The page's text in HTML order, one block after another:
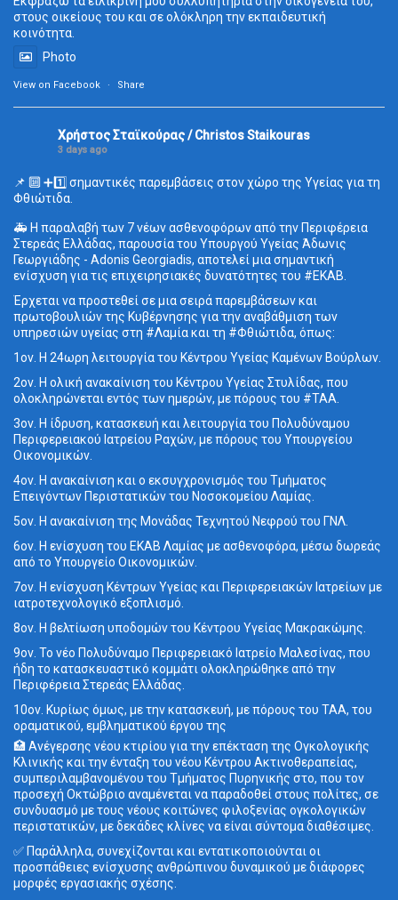
στους οικείους του και σε ολόκληρη την εκπαιδευτική
κοινότητα.
Photo
View on Facebook · Share
Χρήστος Σταϊκούρας / Christos Staikouras
3 days ago
📌 🔟 ➕1️⃣ σημαντικές παρεμβάσεις στον χώρο της Υγείας για τη
Φθιώτιδα.
🚑 Η παραλαβή των 7 νέων ασθενοφόρων από την Περιφέρεια
Στερεάς Ελλάδας, παρουσία του Υπουργού Υγείας Άδωνις
Γεωργιάδης - Adonis Georgiadis, αποτελεί μια σημαντική
ενίσχυση για τις επιχειρησιακές δυνατότητες του #ΕΚΑΒ.
Έρχεται να προστεθεί σε μια σειρά παρεμβάσεων και
πρωτοβουλιών της Κυβέρνησης για την αναβάθμιση των
υπηρεσιών υγείας στη #Λαμία και τη #Φθιώτιδα, όπως:
1ον. Η 24ωρη λειτουργία του Κέντρου Υγείας Καμένων Βούρλων.
2ον. Η ολική ανακαίνιση του Κέντρου Υγείας Στυλίδας, που
ολοκληρώνεται εντός των ημερών, με πόρους του #ΤΑΑ.
3ον. Η ίδρυση, κατασκευή και λειτουργία του Πολυδύναμου
Περιφερειακού Ιατρείου Ραχών, με πόρους του Υπουργείου
Οικονομικών.
4ον. Η ανακαίνιση και ο εκσυγχρονισμός του Τμήματος
Επειγόντων Περιστατικών του Νοσοκομείου Λαμίας.
5ον. Η ανακαίνιση της Μονάδας Τεχνητού Νεφρού του ΓΝΛ.
6ον. Η ενίσχυση του ΕΚΑΒ Λαμίας με ασθενοφόρα, μέσω δωρεάς
από το Υπουργείο Οικονομικών.
7ον. Η ενίσχυση Κέντρων Υγείας και Περιφερειακών Ιατρείων με
ιατροτεχνολογικό εξοπλισμό.
8ον. Η βελτίωση υποδομών του Κέντρου Υγείας Μακρακώμης.
9ον. Το νέο Πολυδύναμο Περιφερειακό Ιατρείο Μαλεσίνας, που
ήδη το κατασκευαστικό κομμάτι ολοκληρώθηκε από την
Περιφέρεια Στερεάς Ελλάδας.
10ον. Κυρίως όμως, με την κατασκευή, με πόρους του ΤΑΑ, του
οραματικού, εμβληματικού έργου της
🏥 Ανέγερσης νέου κτιρίου για την επέκταση της Ογκολογικής
Κλινικής και την ένταξη του νέου Κέντρου Ακτινοθεραπείας,
συμπεριλαμβανομένου του Τμήματος Πυρηνικής στο, που τον
προσεχή Οκτώβριο αναμένεται να παραδοθεί στους πολίτες, σε
συνδυασμό με τους νέους κοιτώνες φιλοξενίας ογκολογικών
περιστατικών, με δεκάδες κλίνες να είναι σύντομα διαθέσιμες.
✅ Παράλληλα, συνεχίζονται και εντατικοποιούνται οι
προσπάθειες ενίσχυσης ανθρώπινου δυναμικού με διάφορες
μορφές εργασιακής σχέσης.